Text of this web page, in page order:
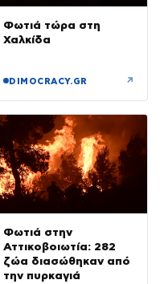
Φωτιά τώρα στη
Χαλκίδα
DIMOCRACY.GR ↗
Φωτιά στην
Αττικοβοιωτία: 282
ζώα διασώθηκαν από
την πυρκαγιά